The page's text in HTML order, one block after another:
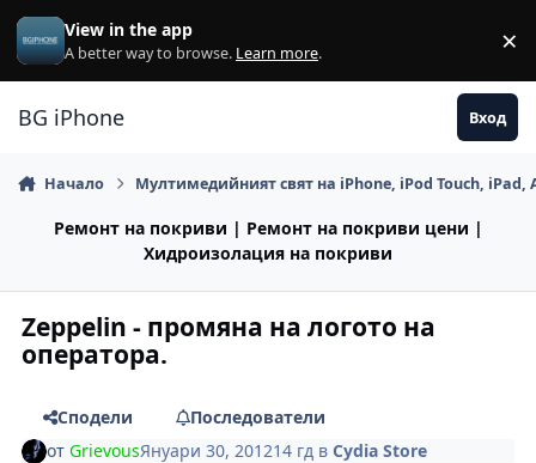
Премини към съдържанието
View in the app
A better way to browse. Learn more. ×
BG iPhone Вход
Начало Мултимедийният свят на iPhone, iPod Touch, iPad,
Ремонт на покриви | Ремонт на покриви цени |
Хидроизолация на покриви
Zeppelin - промяна на логото на
оператора.
Сподели
Последователи
отGrievousЯнуари 30, 201214 гд вCydia Store